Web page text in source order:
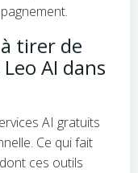
tirer de
AI dans
AI gratuits
Ce qui fait
ces outils